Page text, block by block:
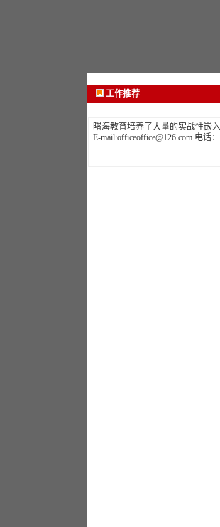
工作推荐
曙海教育培养了大量的实战性嵌
E-mail:officeoffice@126.com 电话